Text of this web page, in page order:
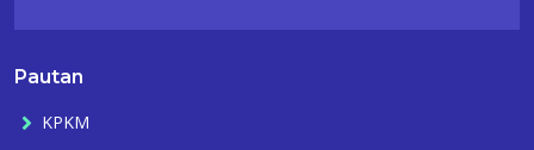
Pautan
KPKM